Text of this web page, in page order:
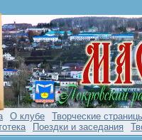
О клубе
Творческие
Поездки и заседания